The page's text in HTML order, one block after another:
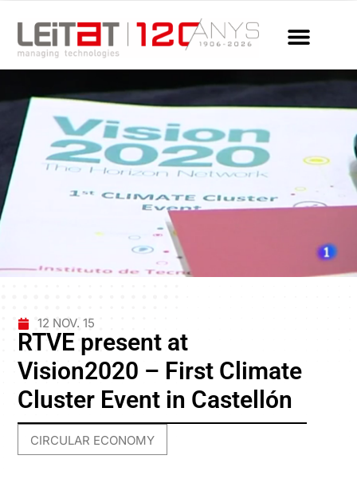
12 NOV. 15
RTVE present at
Vision2020 – First Climate
Cluster Event in Castellón
CIRCULAR ECONOMY